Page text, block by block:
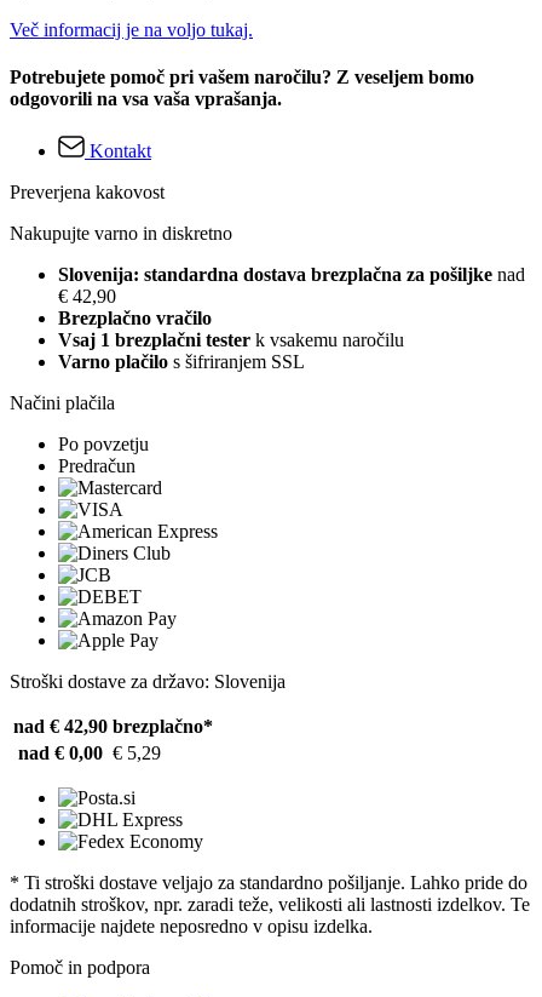
Več informacij je na voljo tukaj.
Potrebujete pomoč pri vašem naročilu? Z veseljem bomo
odgovorili na vsa vaša vprašanja.
Kontakt
Preverjena kakovost
Nakupujte varno in diskretno
Slovenija: standardna dostava brezplačna za pošiljke nad
€ 42,90
Brezplačno vračilo
Vsaj 1 brezplačni tester k vsakemu naročilu
Varno plačilo s šifriranjem SSL
Načini plačila
Po povzetju
Predračun
Stroški dostave za državo: Slovenija
nad € 42,90 brezplačno*
nad € 0,00 € 5,29
* Ti stroški dostave veljajo za standardno pošiljanje. Lahko pride do
dodatnih stroškov, npr. zaradi teže, velikosti ali lastnosti izdelkov. Te
informacije najdete neposredno v opisu izdelka.
Pomoč in podpora